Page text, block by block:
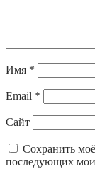
Имя *
Email *
Сайт
Сохранить
последующих